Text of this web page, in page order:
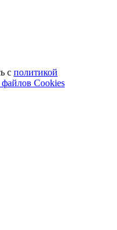
с политикой
Cookies